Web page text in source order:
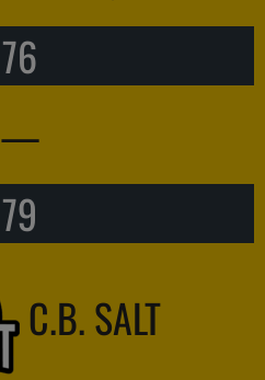
76
—
79
C.B. SALT